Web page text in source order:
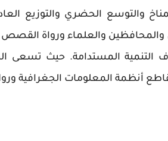
والتوسع الحضري والتوزيع
والعلماء ورواة القصص
التنمية المستدامة. حيث تسعى
أنظمة المعلومات الجغرافية